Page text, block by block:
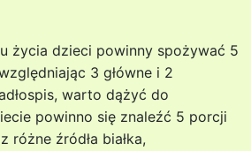
życia dzieci powinny spożywać 5
3 główne i 2
warto dążyć do
powinno się znaleźć 5 porcji
różne źródła białka,